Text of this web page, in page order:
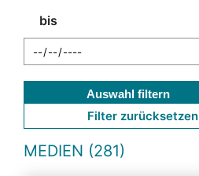
bis
Auswahl filtern
Filter zurücksetzen
MEDIEN (281)